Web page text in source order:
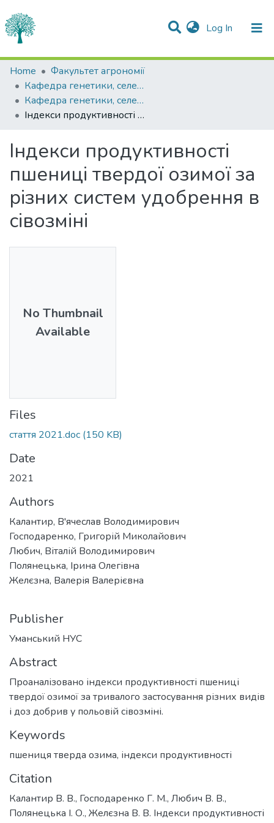
Log In (current)
Statistics
Communities & Collections
All of DSpace
Home
Факультет агрономії
Кафедра генетики, селекції рослин та біотехнології імені І.П.Чучмія
Кафедра генетики, селекції рослин та біотехнології імені І.П.Чучмія
Індекси продуктивності пшениці твердої озимої за різних систем удобрення в сівозміні
Індекси продуктивності
пшениці твердої озимої за
різних систем удобрення в
сівозміні
No Thumbnail
Available
Files
стаття 2021.doc (150 KB)
Date
2021
Authors
Калантир, В'ячеслав Володимирович
Господаренко, Григорій Миколайович
Любич, Віталій Володимирович
Полянецька, Ірина Олегівна
Желєзна, Валерія Валерієвна
Publisher
Уманський НУС
Abstract
Проаналізовано індекси продуктивності пшениці
твердої озимої за тривалого застосування різних видів
і доз добрив у польовій сівозміні.
Keywords
пшениця тверда озима, індекси продуктивності
Citation
Калантир В. В., Господаренко Г. М., Любич В. В.,
Полянецька І. О., Желєзна В. В. Індекси продуктивності